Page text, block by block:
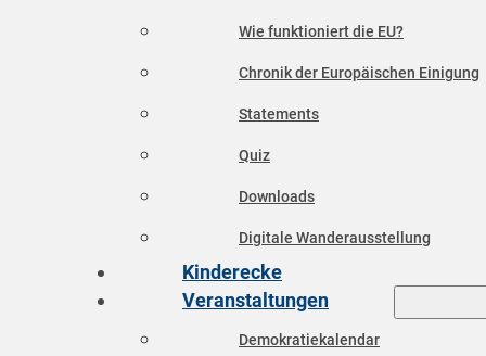
Wie funktioniert die EU?
Chronik der Europäischen Einigung
Statements
Quiz
Downloads
Digitale Wanderausstellung
Kinderecke
Veranstaltungen
Demokratiekalendar